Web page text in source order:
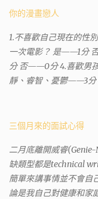
沒有正式的地政事務所
到以後還真嚇了一跳，
有問題的幽靈合約恐怕
會去調閱這些資料。因
案牘勞形中，會願意為
市板橋地政事務所 )去
件的租客。 在這過程
綠洲受到指引要繼續往
的時候，會覺得這社會
你的漫畫戀人
1.不喜歡自己現在的
一次電影？ 是——1分
分 否——0分 4.喜歡男
靜、睿智、憂鬱——3分
——1分 6.希望戀人的姓
活動喜歡參加： a.整
式的舞會——4分 d.猜
橡皮——1分 立可白——0
——1分 b.金加銀——2分
三個月來的面試心得
二月底離開威睿
缺類型都是technical
簡單來講事情並不會自
論是我自己對健康和家